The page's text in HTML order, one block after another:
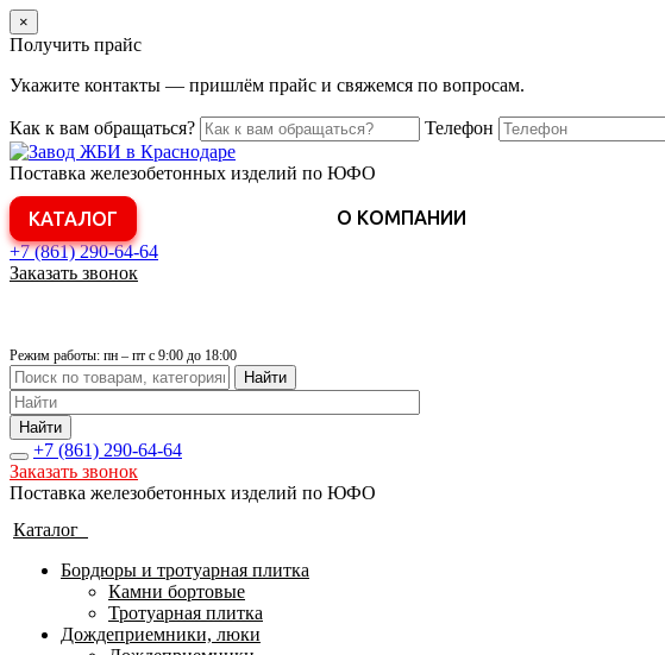
×
Получить прайс
Укажите контакты — пришлём прайс и свяжемся по вопросам.
Как к вам обращаться? Телефон
Поставка железобетонных изделий по ЮФО
КАТАЛОГ О КОМПАНИИ
+7 (861)290-64-64
Заказать звонок
Режим работы: пн – пт с 9:00 до 18:00
Найти
Найти
+7 (861) 290-64-64
Заказать звонок
Поставка железобетонных изделий по ЮФО
Каталог
Бордюры и тротуарная плитка
Камни бортовые
Тротуарная плитка
Дождеприемники, люки